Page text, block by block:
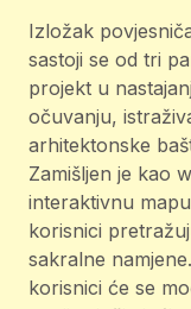
Izložak
sastoji se od tri
projekt u
očuvanju,
arhitektonske
Zamišljen je kao
interaktivnu
korisnici
sakralne
korisnici će se